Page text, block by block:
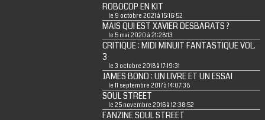
ROBOCOP EN KIT
le 9 octobre 2021 à 15:16:52
MAIS QUI EST XAVIER DESBARATS ?
le 5 mai 2020 à 21:28:13
CRITIQUE : MIDI MINUIT FANTASTIQUE VOL.
3
le 3 octobre 2018 à 17:19:31
JAMES BOND : UN LIVRE ET UN ESSAI
le 11 septembre 2017 à 14:07:38
SOUL STREET
le 25 novembre 2016 à 12:38:52
FANZINE SOUL STREET